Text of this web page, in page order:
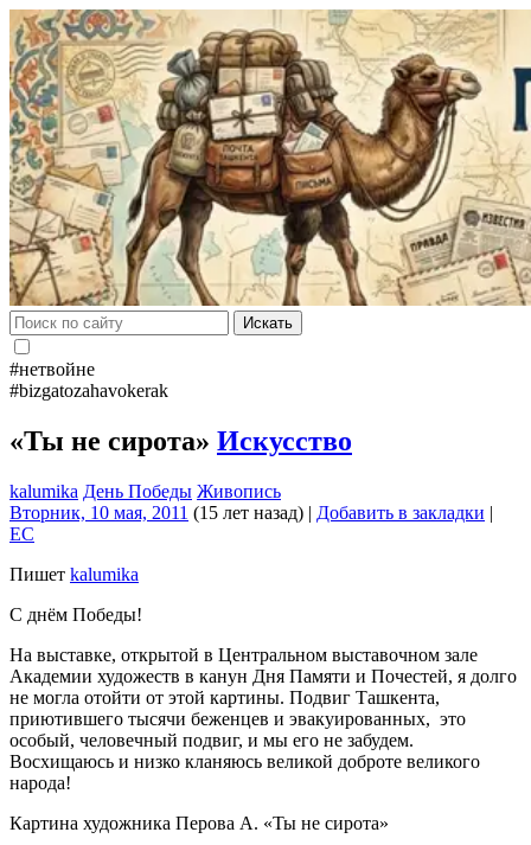
Искать
#нетвойне
#bizgatozahavokerak
«Ты не сирота» Искусство
kalumika День Победы Живопись
Вторник, 10 мая, 2011 (15 лет назад) | Добавить в закладки |
EC
Пишет kalumika
С днём Победы!
На выставке, открытой в Центральном выставочном зале
Академии художеств в канун Дня Памяти и Почестей, я долго
не могла отойти от этой картины. Подвиг Ташкента,
приютившего тысячи беженцев и эвакуированных, это
особый, человечный подвиг, и мы его не забудем.
Восхищаюсь и низко кланяюсь великой доброте великого
народа!
Картина художника Перова А. «Ты не сирота»